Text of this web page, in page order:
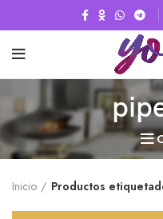
Inicio Productos